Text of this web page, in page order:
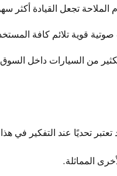
الملاحة تجعل القيادة أكثر
قوية تلائم كافة
من السيارات داخل
تحديًا عند التفكير في
المماثلة.